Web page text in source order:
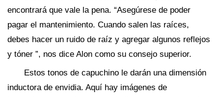
encontrará que vale la pena. “Asegúrese de poder
pagar el mantenimiento. Cuando salen las raíces,
debes hacer un ruido de raíz y agregar algunos reflejos
y tóner ”, nos dice Alon como su consejo superior.
Estos tonos de capuchino le darán una dimensión
inductora de envidia. Aquí hay imágenes de